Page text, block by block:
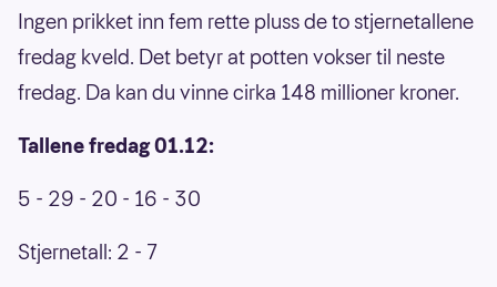
Ingen prikket inn fem rette pluss de to stjernetallene
fredag kveld. Det betyr at potten vokser til neste
fredag. Da kan du vinne cirka 148 millioner kroner.
Tallene fredag 01.12:
5 - 29 - 20 - 16 - 30
Stjernetall: 2 - 7